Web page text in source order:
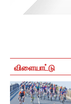
விளையாட்டு